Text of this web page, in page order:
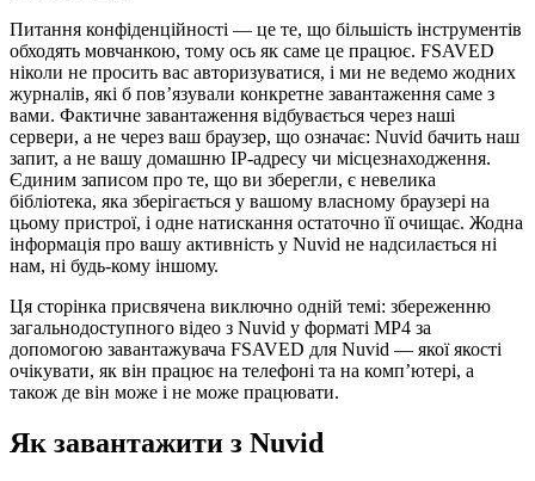
Питання конфіденційності — це те, що більшість інструментів
обходять мовчанкою, тому ось як саме це працює. FSAVED
ніколи не просить вас авторизуватися, і ми не ведемо жодних
журналів, які б пов’язували конкретне завантаження саме з
вами. Фактичне завантаження відбувається через наші
сервери, а не через ваш браузер, що означає: Nuvid бачить наш
запит, а не вашу домашню IP-адресу чи місцезнаходження.
Єдиним записом про те, що ви зберегли, є невелика
бібліотека, яка зберігається у вашому власному браузері на
цьому пристрої, і одне натискання остаточно її очищає. Жодна
інформація про вашу активність у Nuvid не надсилається ні
нам, ні будь-кому іншому.
Ця сторінка присвячена виключно одній темі: збереженню
загальнодоступного відео з Nuvid у форматі MP4 за
допомогою завантажувача FSAVED для Nuvid — якої якості
очікувати, як він працює на телефоні та на комп’ютері, а
також де він може і не може працювати.
Як завантажити з Nuvid